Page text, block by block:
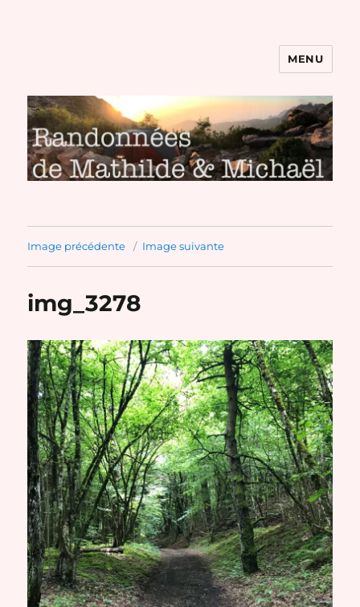
Randonnées de Mathilde et
Michaël
MENU
Image précédente Image suivante
img_3278